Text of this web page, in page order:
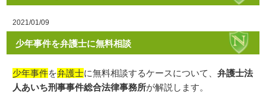
2021/01/09
少年事件を弁護士に無料相談
少年事件を弁護士に無料相談するケースについて、弁護士法
人あいち刑事事件総合法律事務所が解説します。